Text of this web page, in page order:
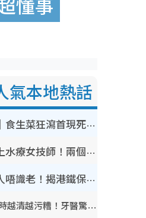
氣本地熱話
奪命寄生蟲｜食生菜狂瀉首現死者！疫潮惡化錄1.8萬宗病例 揭洗菜3大謬誤
銀行高層戀上水療女技師！兩個月借128萬驚覺「沉船」沉落火海 揭背後疑似邪教操控賣淫
內地客歎港人唔識老！揭港鐵保鮮級冷氣 港人求放過：咪投訴
牙線棒亂用隨時越清越污糟！牙醫驚揭盲目過戶細菌恐致蛀牙：呢種先係日常真保養